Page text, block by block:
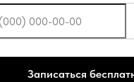
Записаться